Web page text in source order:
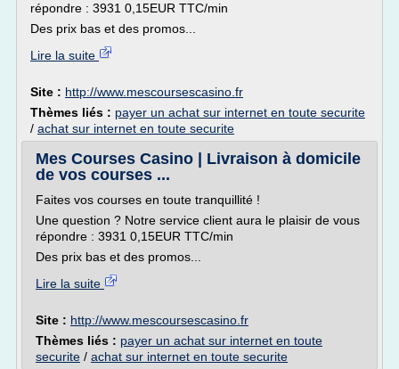
répondre : 3931 0,15EUR TTC/min
Des prix bas et des promos...
Lire la suite
Site : http://www.mescoursescasino.fr
Thèmes liés : payer un achat sur internet en toute securite
/ achat sur internet en toute securite
Mes Courses Casino | Livraison à domicile
de vos courses ...
Faites vos courses en toute tranquillité !
Une question ? Notre service client aura le plaisir de vous
répondre : 3931 0,15EUR TTC/min
Des prix bas et des promos...
Lire la suite
Site : http://www.mescoursescasino.fr
Thèmes liés : payer un achat sur internet en toute
securite / achat sur internet en toute securite